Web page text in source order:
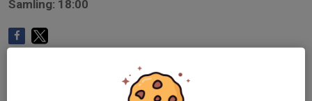
Samling: 18:00